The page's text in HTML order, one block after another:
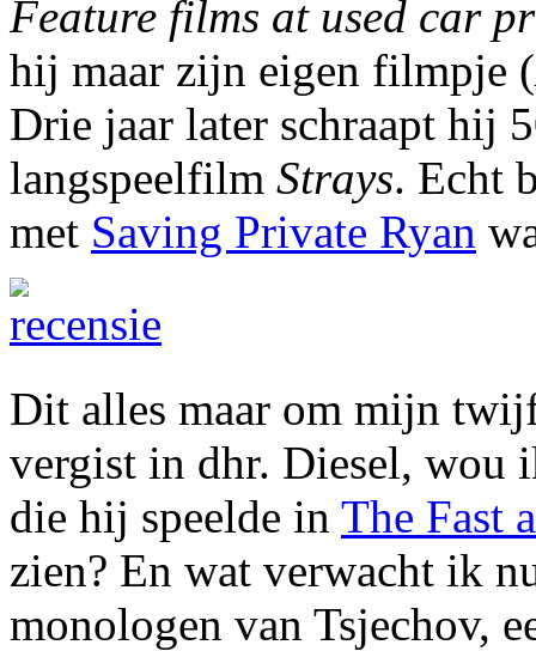
Feature films at used car
hij maar zijn eigen filmpje (
Drie jaar later schraapt hij
langspeelfilm Strays. Echt
met Saving Private Ryan
Dit alles maar om mijn
vergist in dhr. Diesel, wou
die hij speelde in The Fast
zien? En wat verwacht ik
monologen van Tsjechov,